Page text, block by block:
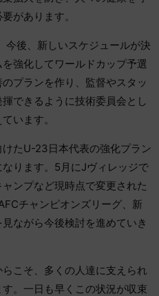
があります。
後、新しいスケジュールが決
強化してワールドカップ予選
のプランを作り、監督やスタッ
できるように技術委 員会とし
います。
たU-23日本代表の強化プラン
ります。5月にJヴィレ ッジで
ンプなど現時点で変更された
チャンピオンズリーグ、新
ながら今後検討を進めていき
こそ、多くの人達に支えられ
。一日も早くこの状況が収束